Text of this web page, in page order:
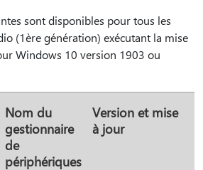
sont disponibles pour tous les
(1ère génération) exécutant la mise
Windows 10 version 1903 ou
Nom du
gestionnaire
de
périphériques
Version et mise
à jour